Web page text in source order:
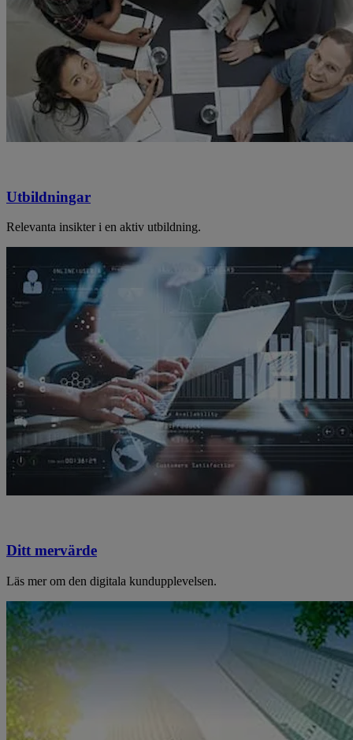
Utbildningar
Relevanta insikter i en aktiv utbildning.
Ditt mervärde
Läs mer om den digitala kundupplevelsen.